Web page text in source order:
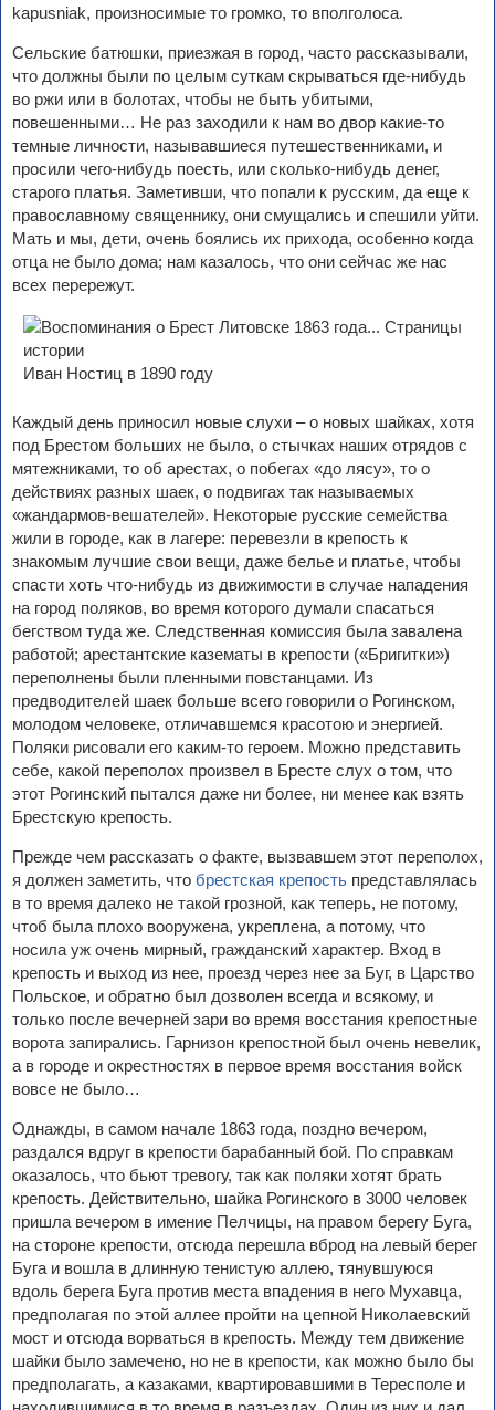
kapusniak, произносимые то громко, то вполголоса.
Сельские батюшки, приезжая в город, часто рассказывали,
что должны были по целым суткам скрываться где-нибудь
во ржи или в болотах, чтобы не быть убитыми,
повешенными… Не раз заходили к нам во двор какие-то
темные личности, называвшиеся путешественниками, и
просили чего-нибудь поесть, или сколько-нибудь денег,
старого платья. Заметивши, что попали к русским, да еще к
православному священнику, они смущались и спешили уйти.
Мать и мы, дети, очень боялись их прихода, особенно когда
отца не было дома; нам казалось, что они сейчас же нас
всех перережут.
Иван Ностиц в 1890 году
Каждый день приносил новые слухи – о новых шайках, хотя
под Брестом больших не было, о стычках наших отрядов с
мятежниками, то об арестах, о побегах «до лясу», то о
действиях разных шаек, о подвигах так называемых
«жандармов-вешателей». Некоторые русские семейства
жили в городе, как в лагере: перевезли в крепость к
знакомым лучшие свои вещи, даже белье и платье, чтобы
спасти хоть что-нибудь из движимости в случае нападения
на город поляков, во время которого думали спасаться
бегством туда же. Следственная комиссия была завалена
работой; арестантские казематы в крепости («Бригитки»)
переполнены были пленными повстанцами. Из
предводителей шаек больше всего говорили о Рогинском,
молодом человеке, отличавшемся красотою и энергией.
Поляки рисовали его каким-то героем. Можно представить
себе, какой переполох произвел в Бресте слух о том, что
этот Рогинский пытался даже ни более, ни менее как взять
Брестскую крепость.
Прежде чем рассказать о факте, вызвавшем этот переполох,
я должен заметить, что брестская крепость представлялась
в то время далеко не такой грозной, как теперь, не потому,
чтоб была плохо вооружена, укреплена, а потому, что
носила уж очень мирный, гражданский характер. Вход в
крепость и выход из нее, проезд через нее за Буг, в Царство
Польское, и обратно был дозволен всегда и всякому, и
только после вечерней зари во время восстания крепостные
ворота запирались. Гарнизон крепостной был очень невелик,
а в городе и окрестностях в первое время восстания войск
вовсе не было…
Однажды, в самом начале 1863 года, поздно вечером,
раздался вдруг в крепости барабанный бой. По справкам
оказалось, что бьют тревогу, так как поляки хотят брать
крепость. Действительно, шайка Рогинского в 3000 человек
пришла вечером в имение Пелчицы, на правом берегу Буга,
на стороне крепости, отсюда перешла вброд на левый берег
Буга и вошла в длинную тенистую аллею, тянувшуюся
вдоль берега Буга против места впадения в него Мухавца,
предполагая по этой аллее пройти на цепной Николаевский
мост и отсюда ворваться в крепость. Между тем движение
шайки было замечено, но не в крепости, как можно было бы
предполагать, а казаками, квартировавшими в Тересполе и